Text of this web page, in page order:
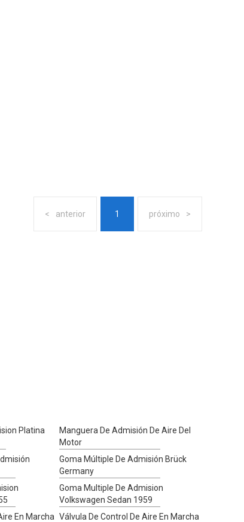
anterior 1 próximo
Platina
Manguera De Admisión De Aire Del
Motor
Goma Múltiple De Admisión Brück
Germany
Goma Multiple De Admision
Volkswagen Sedan 1959
En Marcha Válvula De Control De Aire En Marcha